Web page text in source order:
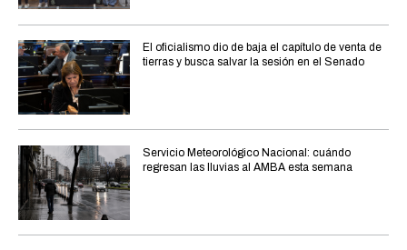
El oficialismo dio de baja el capítulo de venta de
tierras y busca salvar la sesión en el Senado
Servicio Meteorológico Nacional: cuándo
regresan las lluvias al AMBA esta semana